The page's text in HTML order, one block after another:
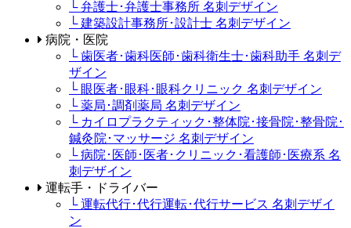
└ 弁護士･弁護士事務所 名刺デザイン
└ 建築設計事務所･設計士 名刺デザイン
病院・医院
└ 歯医者･歯科医師･歯科衛生士･歯科助手 名刺デ
ザイン
└ 眼医者･眼科･眼科クリニック 名刺デザイン
└ 薬局･調剤薬局 名刺デザイン
└ カイロプラクティック･整体院･接骨院･整骨院･
鍼灸院･マッサージ 名刺デザイン
└ 病院･医師･医者･クリニック･看護師･医療系 名
刺デザイン
運転手・ドライバー
└ 運転代行･代行運転･代行サービス 名刺デザイ
ン